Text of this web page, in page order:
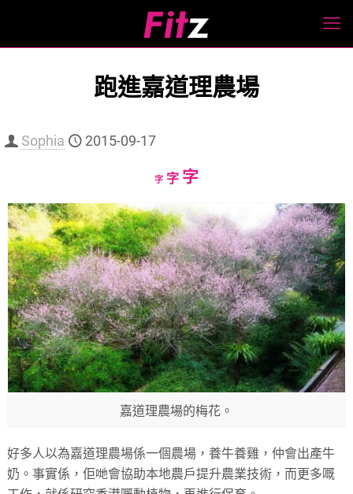
跑進嘉道理農場
Sophia 2015-09-17
字Decrease
size.
字Reset
size.
字Increase
size.
嘉道理農場的梅花。
好多人以為嘉道理農場係一個農場，養牛養雞，仲會出產牛
奶。事實係，佢哋會協助本地農戶提升農業技術，而更多嘅